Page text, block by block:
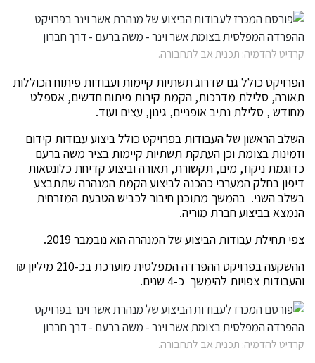
קרדיט להדמיה: תכנית אב לתחבורה.
הפרויקט כולל גם שדרוג תשתיות קיימות ועבודות פיתוח הכוללות
תאורה, סלילת מדרכות, הקמת קירות פיתוח חדשים, אספלט
מחודש , סלילת נתיב אופניים, גינון, עצים ועוד.
השלב הראשון של העבודות בפרויקט כולל ביצוע עבודות קידום
וזמינות בצומת וכן העתקת תשתיות קיימות בציר משה ברעם
כדוגמת ניקוז, מים, תקשורת, תאורה וביצוע קדיחת כלונסאות
דיפון בחלק המערבי כהכנה לביצוע הקמת המנהרה שתתבצע
בשלב השני. בהמשך מתוכנן חיבור לכביש הטבעת המזרחית
הנמצא בביצוע חברת מוריה.
צפי תחילת עבודות הביצוע של המנהרה הוא נובמבר 2019.
ההשקעה בפרויקט ההפרדה המפלסית מוערכת בכ-210 מיליון ₪
והעבודות צפויות להימשך כ-4 שנים.
קרדיט להדמיה: תכנית אב לתחבורה.